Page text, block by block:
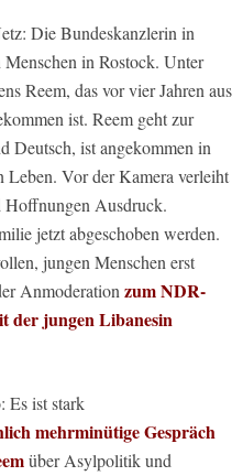
Die Bundeskanzlerin in
in Rostock. Unter
Reem, das vor vier Jahren aus
ist. Reem geht zur
Deutsch, ist angekommen in
Leben. Vor der Kamera verleiht
Hoffnungen Ausdruck.
jetzt abgeschoben werden.
jungen Menschen erst
Anmoderation zum NDR-
der jungen Libanesin
Es ist stark
mehrminütige Gespräch
über Asylpolitik und